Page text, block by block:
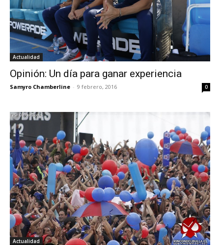
Actualidad
Opinión: Un día para ganar experiencia
Samyro Chamberline - 9 febrero, 2016 0
Actualidad